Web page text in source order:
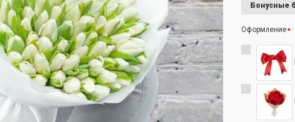
Бонусные
Оформление